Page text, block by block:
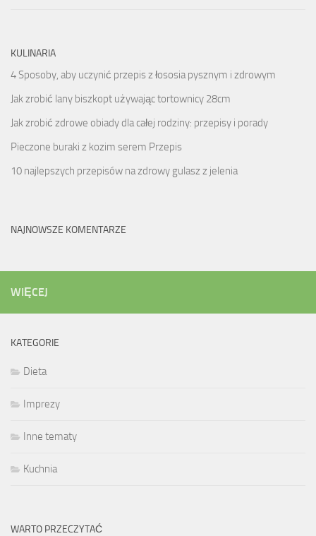
KULINARIA
4 Sposoby, aby uczynić przepis z łososia pysznym i zdrowym
Jak zrobić lany biszkopt używając tortownicy 28cm
Jak zrobić zdrowe obiady dla całej rodziny: przepisy i porady
Pieczone buraki z kozim serem Przepis
10 najlepszych przepisów na zdrowy gulasz z jelenia
NAJNOWSZE KOMENTARZE
WIĘCEJ
KATEGORIE
Dieta
Imprezy
Inne tematy
Kuchnia
WARTO PRZECZYTAĆ